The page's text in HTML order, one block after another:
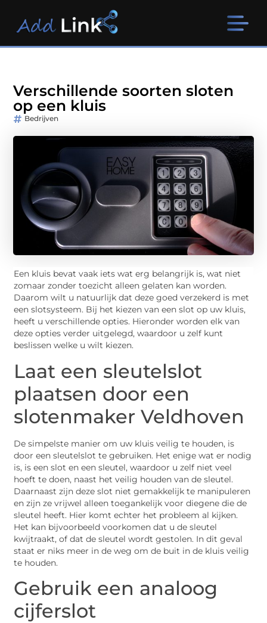
Verschillende soorten sloten
op een kluis
Bedrijven
Een kluis bevat vaak iets wat erg belangrijk is, wat niet
zomaar zonder toezicht alleen gelaten kan worden.
Daarom wilt u natuurlijk dat deze goed verzekerd is met
een slotsysteem. Bij het kiezen van een slot op uw kluis,
heeft u verschillende opties. Hieronder worden elk van
deze opties verder uitgelegd, waardoor u zelf kunt
beslissen welke u wilt kiezen.
Laat een sleutelslot
plaatsen door een
slotenmaker Veldhoven
De simpelste manier om uw kluis veilig te houden, is
door een sleutelslot te gebruiken. Het enige wat er nodig
is, is een slot en een sleutel, waardoor u zelf niet veel
hoeft te doen, naast het veilig houden van de sleutel.
Daarnaast zijn deze slot niet gemakkelijk te manipuleren
en zijn ze vrijwel alleen toegankelijk voor diegene die de
sleutel heeft. Hier komt echter het probleem al kijken.
Het kan bijvoorbeeld voorkomen dat u de sleutel
kwijtraakt, of dat de sleutel wordt gestolen. In dit geval
staat er niks meer in de weg om de buit in de kluis veilig
te houden.
Gebruik een analoog
cijferslot